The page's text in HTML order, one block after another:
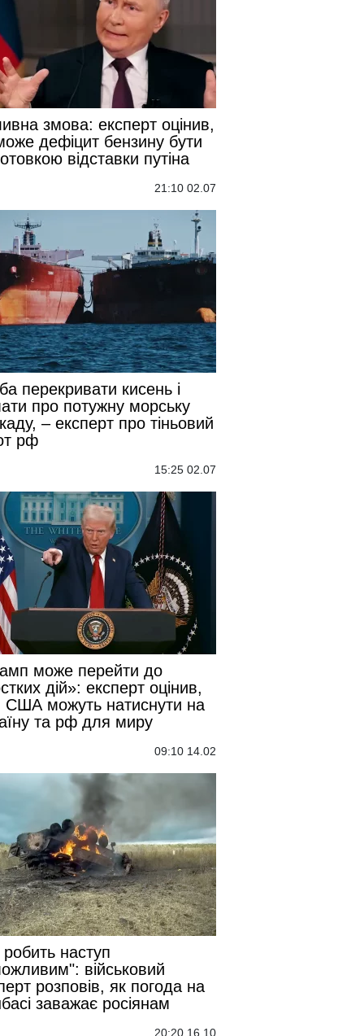
змова: експерт оцінив,
дефіцит бензину бути
відставки путіна
21:10 02.07
перекривати кисень і
про потужну морську
– експерт про тіньовий
рф
15:25 02.07
може перейти до
дій»: експерт оцінив,
США можуть натиснути на
та рф для миру
09:10 14.02
наступ
військовий
розповів, як погода на
заважає росіянам
20:20 16.10